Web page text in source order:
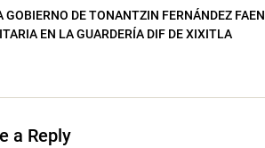
GOBIERNO DE TONANTZIN FERNÁNDEZ
EN LA GUARDERÍA DIF DE XIXITLA
a Reply